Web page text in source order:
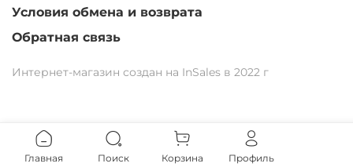
Условия обмена и возврата
Обратная связь
Интернет-магазин создан на InSales в 2022 г
Главная Поиск Корзина Профиль